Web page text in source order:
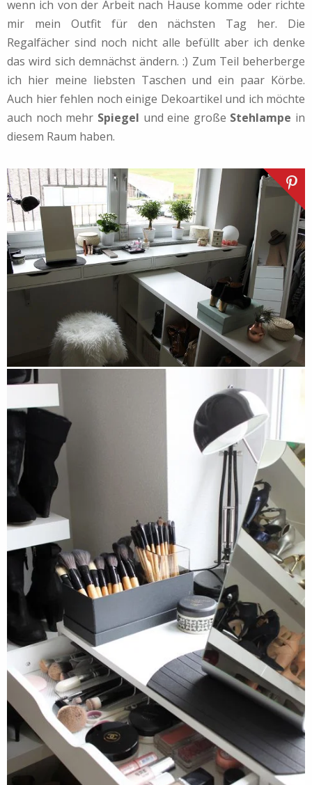
wenn ich von der Arbeit nach Hause komme oder richte
mir mein Outfit für den nächsten Tag her. Die
Regalfächer sind noch nicht alle befüllt aber ich denke
das wird sich demnächst ändern. :) Zum Teil beherberge
ich hier meine liebsten Taschen und ein paar Körbe.
Auch hier fehlen noch einige Dekoartikel und ich möchte
auch noch mehr Spiegel und eine große Stehlampe in
diesem Raum haben.